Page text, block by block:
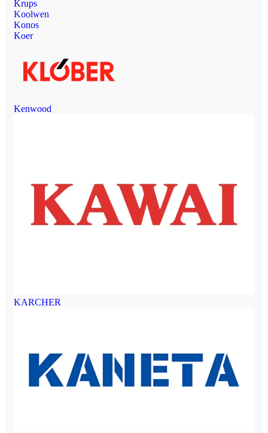
Krups
Koolwen
Konos
Koer
Kenwood
KARCHER